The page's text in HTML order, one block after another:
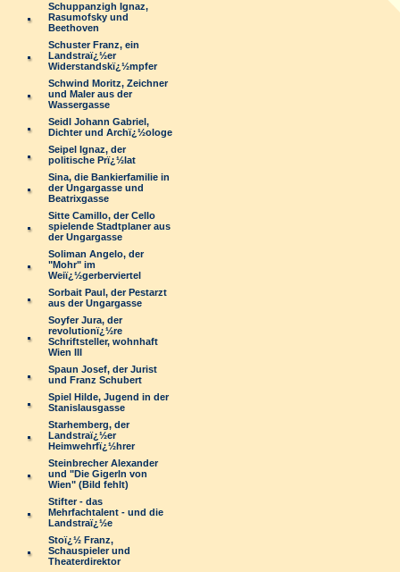
Schuppanzigh Ignaz,
Rasumofsky und
Beethoven
Schuster Franz, ein
Landstraï¿½er
Widerstandskï¿½mpfer
Schwind Moritz, Zeichner
und Maler aus der
Wassergasse
Seidl Johann Gabriel,
Dichter und Archï¿½ologe
Seipel Ignaz, der
politische Prï¿½lat
Sina, die Bankierfamilie in
der Ungargasse und
Beatrixgasse
Sitte Camillo, der Cello
spielende Stadtplaner aus
der Ungargasse
Soliman Angelo, der
"Mohr" im
Weiï¿½gerberviertel
Sorbait Paul, der Pestarzt
aus der Ungargasse
Soyfer Jura, der
revolutionï¿½re
Schriftsteller, wohnhaft
Wien III
Spaun Josef, der Jurist
und Franz Schubert
Spiel Hilde, Jugend in der
Stanislausgasse
Starhemberg, der
Landstraï¿½er
Heimwehrfï¿½hrer
Steinbrecher Alexander
und "Die Gigerln von
Wien" (Bild fehlt)
Stifter - das
Mehrfachtalent - und die
Landstraï¿½e
Stoï¿½ Franz,
Schauspieler und
Theaterdirektor